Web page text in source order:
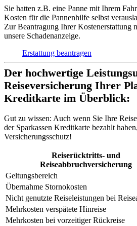
Sie hatten z.B. eine Panne mit Ihrem
Kosten für die Pannenhilfe selbst
Zur Beantragung Ihrer Kostenerstattung
unsere Schadenanzeige.
Erstattung beantragen
Der hochwertige
Reiseversicherung Ihrer
Kreditkarte im Überblick:
Gut zu wissen: Auch wenn Sie Ihre
der Sparkassen Kreditkarte bezahlt
Versicherungsschutz!
Reiserücktritts- und
Reiseabbruchversicherung
Geltungsbereich
Übernahme Stornokosten
Nicht genutzte Reiseleistungen bei
Mehrkosten verspätete Hinreise
Mehrkosten bei vorzeitiger Rückreise